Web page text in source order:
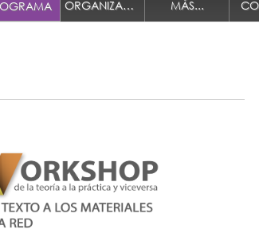
ORGANIZADORES MÁS...